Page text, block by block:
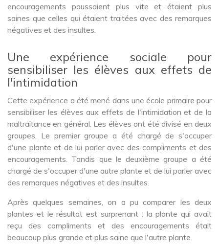
encouragements poussaient plus vite et étaient plus
saines que celles qui étaient traitées avec des remarques
négatives et des insultes.
Une expérience sociale pour
sensibiliser les élèves aux effets de
l'intimidation
Cette expérience a été mené dans une école primaire pour
sensibiliser les élèves aux effets de l'intimidation et de la
maltraitance en général. Les élèves ont été divisé en deux
groupes. Le premier groupe a été chargé de s'occuper
d'une plante et de lui parler avec des compliments et des
encouragements. Tandis que le deuxième groupe a été
chargé de s'occuper d'une autre plante et de lui parler avec
des remarques négatives et des insultes.
Après quelques semaines, on a pu comparer les deux
plantes et le résultat est surprenant : la plante qui avait
reçu des compliments et des encouragements était
beaucoup plus grande et plus saine que l'autre plante.